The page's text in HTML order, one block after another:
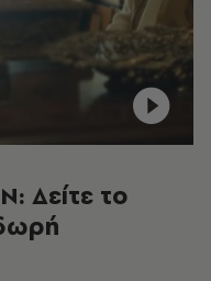
Δείτε το